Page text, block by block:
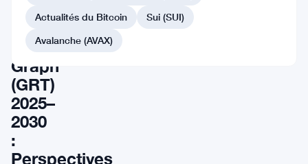
prix
The
Graph
(GRT)
2025–
2030
:
Perspectives
Actualités du Bitcoin
Sui (SUI)
Avalanche (AVAX)